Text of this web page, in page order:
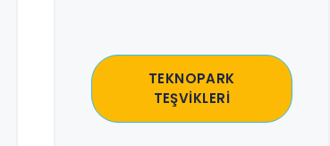
TEKNOPARK
TEŞVİKLERİ